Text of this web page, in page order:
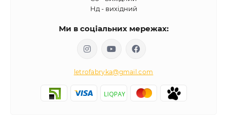
Нд - вихідний
Ми в соціальних мережах:
letrofabryka@gmail.com